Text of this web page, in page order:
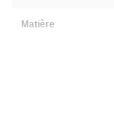
Matière